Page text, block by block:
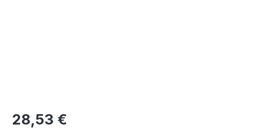
Regulärer Preis:
28,53 €